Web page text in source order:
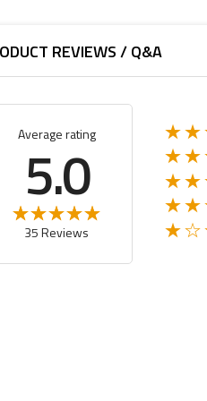
REVIEWS / Q&A
Average rating
5.0
35 Reviews